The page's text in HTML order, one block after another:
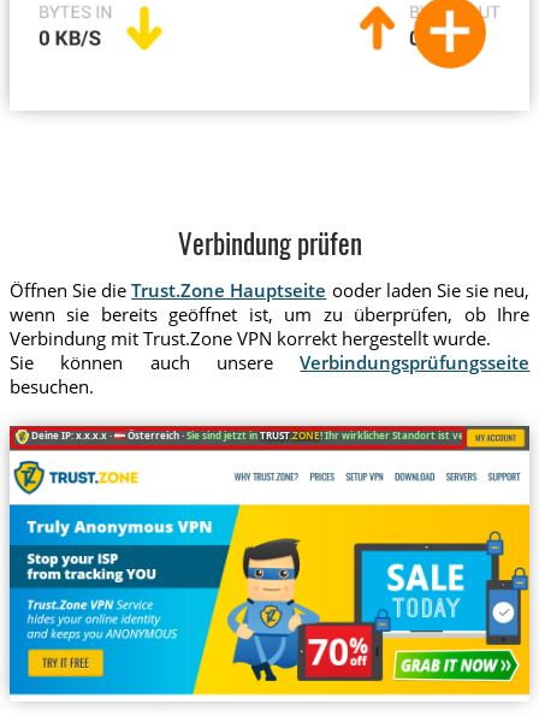
Verbindung prüfen
Öffnen Sie dieTrust.Zone Hauptseite ooder laden Sie sie neu,
wenn sie bereits geöffnet ist, um zu überprüfen, ob Ihre
Verbindung mit Trust.Zone VPN korrekt hergestellt wurde.
Sie können auch unsereVerbindungsprüfungsseite
besuchen.
Deine IP: x.x.x.x · Österreich ·Sie sind jetzt inTRUST.ZONE! Ihr wirklicher Standort ist versteckt!